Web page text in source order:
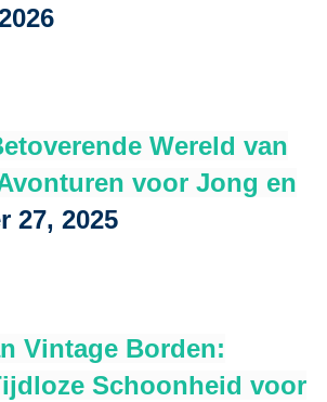
Wereld van
voor Jong en
27, 2025
Vintage Borden:
Schoonheid voor